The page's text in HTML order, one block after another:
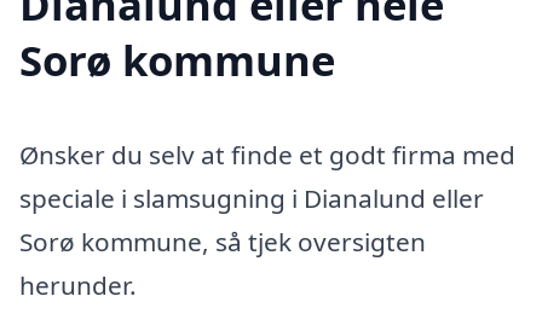
Sorø kommune
Ønsker du selv at finde et godt firma med
speciale i slamsugning i Dianalund eller
Sorø kommune, så tjek oversigten
herunder.